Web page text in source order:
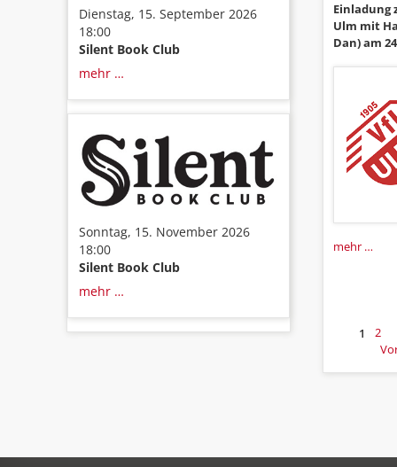
Dienstag, 15. September 2026
18:00
Silent Book Club
mehr …
Sonntag, 15. November 2026
18:00
Silent Book Club
mehr …
Einladung
Ulm mit
Dan) am
mehr …
1
2